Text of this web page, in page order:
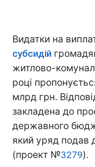
Видатки на
субсидій
житлово-
році
млрд грн.
закладена до
державного
який уряд подав
(проект №3279).